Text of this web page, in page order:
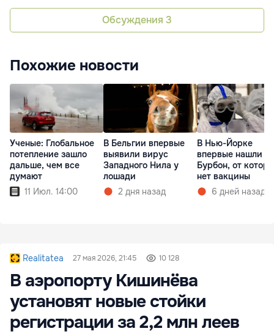
Обсуждения 3
Похожие новости
Ученые: Глобальное
потепление зашло
дальше, чем все
думают
11 Июл. 14:00
В Бельгии впервые
выявили вирус
Западного Нила у
лошади
2 дня назад
В Нью-Йорке
впервые нашли
Бурбон, от
нет вакцины
6 дней назад
Realitatea 27 мая 2026, 21:45 10 128
В аэропорту Кишинёва
установят новые стойки
регистрации за 2,2 млн леев